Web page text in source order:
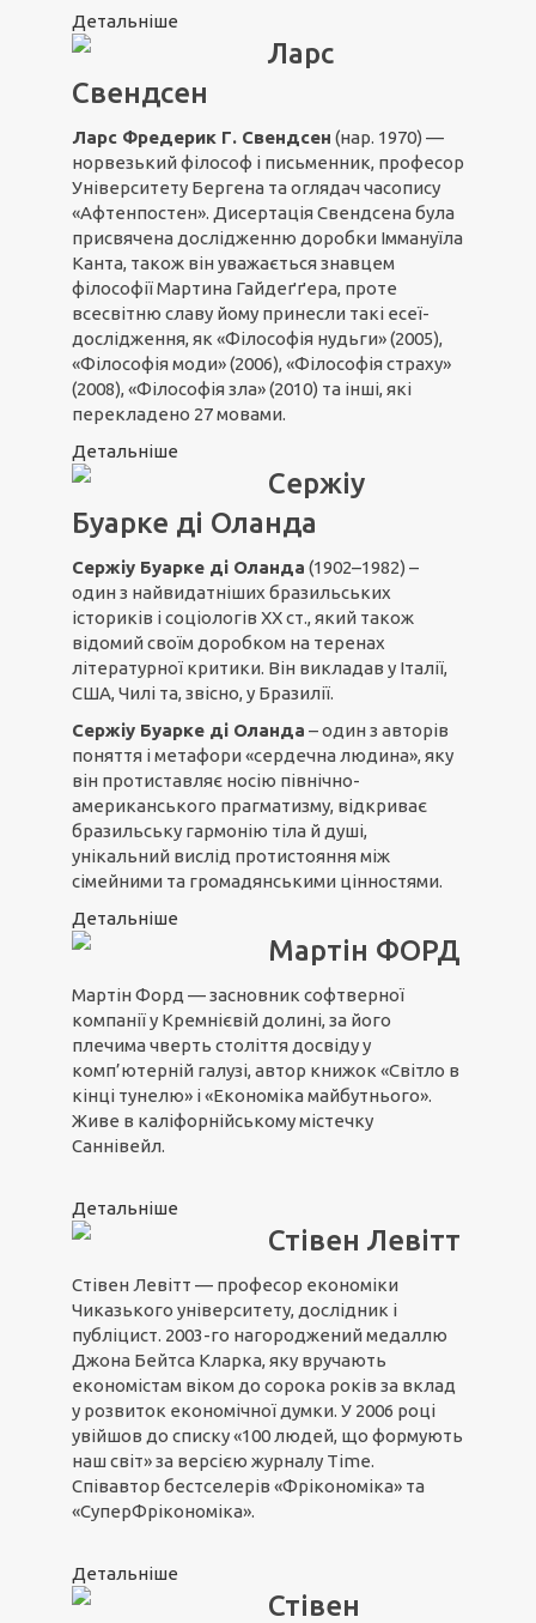
Детальніше
Ларс
Свендсен
Ларс Фредерик Г. Свендсен (нар. 1970) —
норвезький філософ і письменник, професор
Університету Бергена та оглядач часопису
«Афтенпостен». Дисертація Свендсена була
присвячена дослідженню доробки Іммануїла
Канта, також він уважається знавцем
філософії Мартина Гайдеґґера, проте
всесвітню славу йому принесли такі есеї-
дослідження, як «Філософія нудьги» (2005),
«Філософія моди» (2006), «Філософія страху»
(2008), «Філософія зла» (2010) та інші, які
перекладено 27 мовами.
Детальніше
Сержіу
Буарке ді Оланда
Сержіу Буарке ді Оланда (1902–1982) –
один з найвидатніших бразильських
істориків і соціологів ХХ ст., який також
відомий своїм доробком на теренах
літературної критики. Він викладав у Італії,
США, Чилі та, звісно, у Бразилії.
Сержіу Буарке ді Оланда – один з авторів
поняття і метафори «сердечна людина», яку
він протиставляє носію північно-
американського прагматизму, відкриває
бразильську гармонію тіла й душі,
унікальний вислід протистояння між
сімейними та громадянськими цінностями.
Детальніше
Мартін ФОРД
Мартін Форд — засновник софтверної
компанії у Кремнієвій долині, за його
плечима чверть століття досвіду у
комп’ютерній галузі, автор книжок «Світло в
кінці тунелю» і «Економіка майбутнього».
Живе в каліфорнійському містечку
Саннівейл.
Детальніше
Стівен Левітт
Стівен Левітт — професор економіки
Чиказького університету, дослідник і
публіцист. 2003-го нагороджений медаллю
Джона Бейтса Кларка, яку вручають
економістам віком до сорока років за вклад
у розвиток економічної думки. У 2006 році
увійшов до списку «100 людей, що формують
наш світ» за версією журналу Time.
Співавтор бестселерів «Фрікономіка» та
«СуперФрікономіка».
Детальніше
Стівен